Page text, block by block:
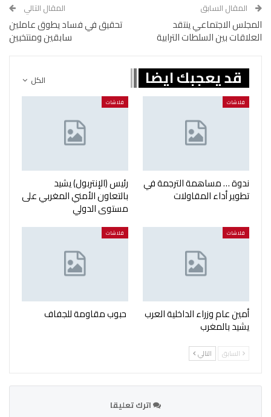
المقال السابق
المجلس الاجتماعي ينتقد
العلاقات بين السلطات الترابية
المقال التالي
تحقيق في فساد يطوق عاملين
سابقين ومنتخبين
الكل قد يعجبك ايضا
فلاشات
ندوة … مساهمة الترجمة في
تطوير أداء المقاولات
فلاشات
رئيس (الإنتربول) يشيد
بالتعاون الأمني المغربي على
مستوى الدولي
فلاشات
أمين عام وزراء الداخلية العرب
يشيد بالمغرب
فلاشات
حبوب مقاومة للجفاف
السابق التالي
اترك تعليقا